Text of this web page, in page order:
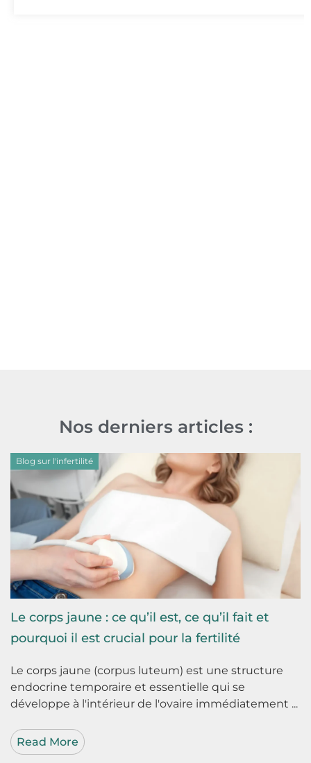
Nos derniers articles :
Blog sur l'infertilité
Le corps jaune : ce qu’il est, ce qu’il fait et
pourquoi il est crucial pour la fertilité
Le corps jaune (corpus luteum) est une structure
endocrine temporaire et essentielle qui se
développe à l'intérieur de l'ovaire immédiatement ...
Read More